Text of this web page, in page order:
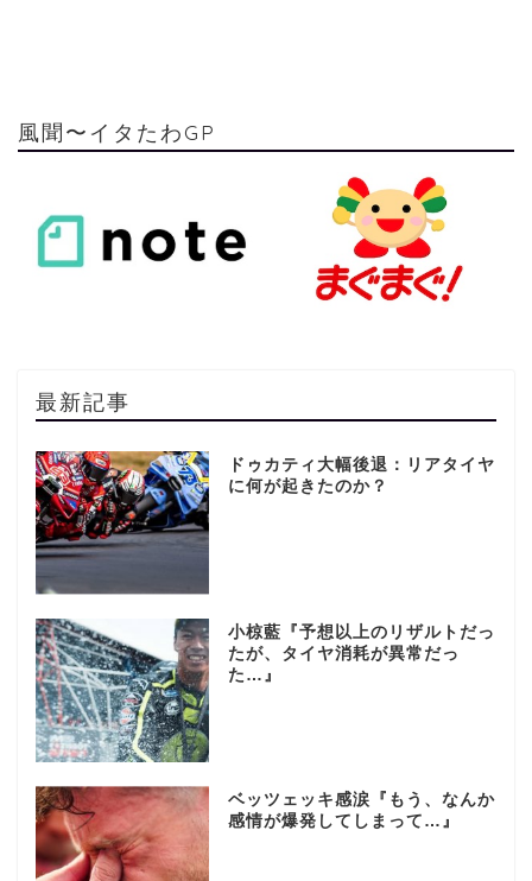
風聞〜イタたわGP
最新記事
ドゥカティ大幅後退：リアタイヤ
に何が起きたのか？
小椋藍『予想以上のリザルトだっ
たが、タイヤ消耗が異常だっ
た…』
ベッツェッキ感涙『もう、なんか
感情が爆発してしまって…』